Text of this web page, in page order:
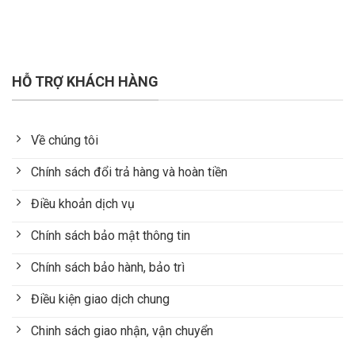
HỖ TRỢ KHÁCH HÀNG
Về chúng tôi
Chính sách đổi trả hàng và hoàn tiền
Điều khoản dịch vụ
Chính sách bảo mật thông tin
Chính sách bảo hành, bảo trì
Điều kiện giao dịch chung
Chinh sách giao nhận, vận chuyển